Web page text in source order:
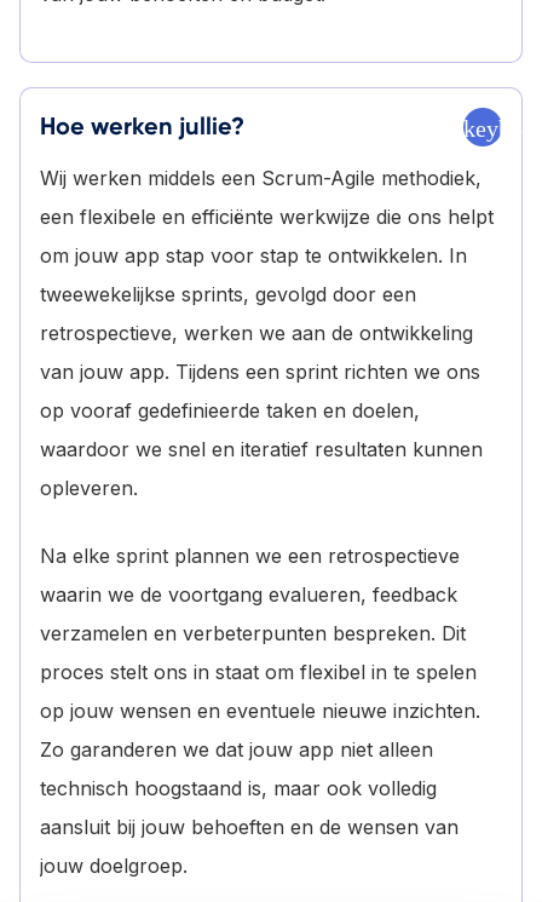
Hoe werken jullie?
Wij werken middels een Scrum-Agile methodiek,
een flexibele en efficiënte werkwijze die ons helpt
om jouw app stap voor stap te ontwikkelen. In
tweewekelijkse sprints, gevolgd door een
retrospectieve, werken we aan de ontwikkeling
van jouw app. Tijdens een sprint richten we ons
op vooraf gedefinieerde taken en doelen,
waardoor we snel en iteratief resultaten kunnen
opleveren.
Na elke sprint plannen we een retrospectieve
waarin we de voortgang evalueren, feedback
verzamelen en verbeterpunten bespreken. Dit
proces stelt ons in staat om flexibel in te spelen
op jouw wensen en eventuele nieuwe inzichten.
Zo garanderen we dat jouw app niet alleen
technisch hoogstaand is, maar ook volledig
aansluit bij jouw behoeften en de wensen van
jouw doelgroep.